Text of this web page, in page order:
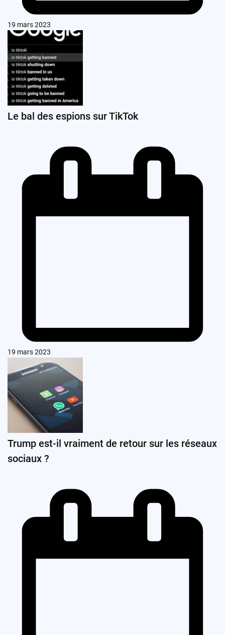
19 mars 2023
Le bal des espions sur TikTok
19 mars 2023
Trump est-il vraiment de retour sur les réseaux
sociaux ?